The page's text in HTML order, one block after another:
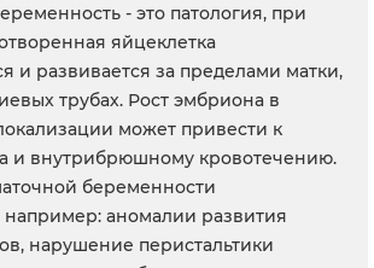
- это патология, при
яйцеклетка
и развивается за пределами матки,
трубах. Рост эмбриона в
может привести к
и внутрибрюшному кровотечению.
беременности
например: аномалии развития
нарушение перистальтики